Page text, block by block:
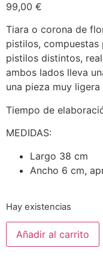
99,00 €
Tiara o corona de
pistilos,
pistilos distintos,
ambos lados lleva
una pieza muy
Tiempo de
MEDIDAS:
Largo 38 cm
Ancho 6 cm,
Hay existencias
Añadir al carrito